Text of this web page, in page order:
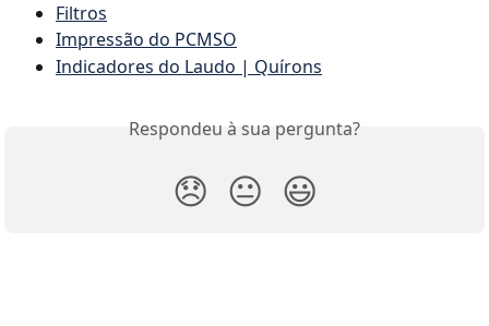
Filtros
Impressão do PCMSO
Indicadores do Laudo | Quírons
Respondeu à sua pergunta?
😞 😐 😃